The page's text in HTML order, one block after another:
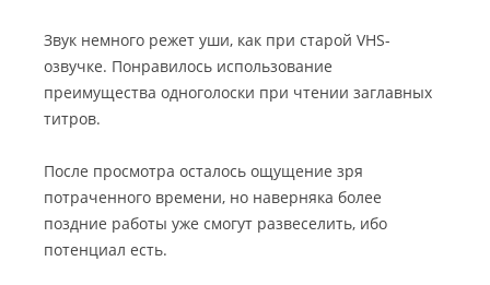
Звук немного режет уши, как при старой VHS-
озвучке. Понравилось использование
преимущества одноголоски при чтении заглавных
титров.
После просмотра осталось ощущение зря
потраченного времени, но наверняка более
поздние работы уже смогут развеселить, ибо
потенциал есть.